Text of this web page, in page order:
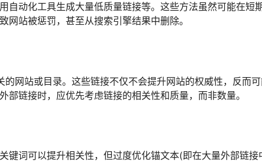
自动化工具生成大量低质量链接等。这些方法虽然可能在短
站被惩罚，甚至从搜索引擎结果中删除。
网站或目录。这些链接不仅不会提升网站的权威性，反而
链接时，应优先考虑链接的相关性和质量，而非数量。
键词可以提升相关性，但过度优化锚文本(即在大量外部链接